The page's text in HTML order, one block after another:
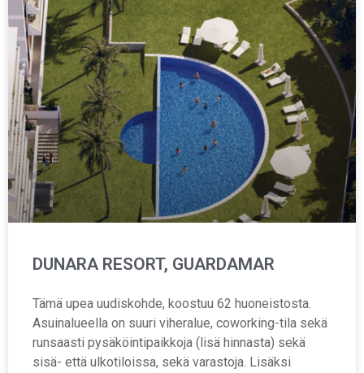
DUNARA RESORT, GUARDAMAR
Tämä upea uudiskohde, koostuu 62 huoneistosta.
Asuinalueella on suuri viheralue, coworking-tila sekä
runsaasti pysäköintipaikkoja (lisä hinnasta) sekä
sisä- että ulkotiloissa, sekä varastoja. Lisäksi